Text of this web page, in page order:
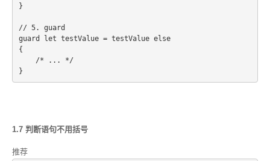
}
// 5. guard
guard let testValue = testValue else
{
    /* ... */
1.7 判断语句不用括号
推荐